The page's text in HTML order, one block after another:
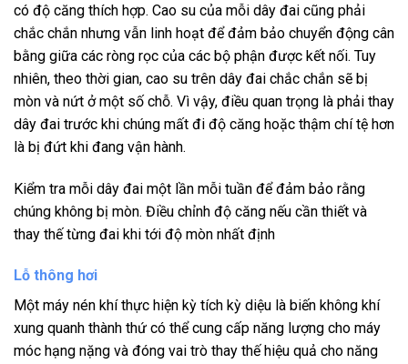
có độ căng thích hợp. Cao su của mỗi dây đai cũng phải
chắc chắn nhưng vẫn linh hoạt để đảm bảo chuyển động cân
bằng giữa các ròng rọc của các bộ phận được kết nối. Tuy
nhiên, theo thời gian, cao su trên dây đai chắc chắn sẽ bị
mòn và nứt ở một số chỗ. Vì vậy, điều quan trọng là phải thay
dây đai trước khi chúng mất đi độ căng hoặc thậm chí tệ hơn
là bị đứt khi đang vận hành.
Kiểm tra mỗi dây đai một lần mỗi tuần để đảm bảo rằng
chúng không bị mòn. Điều chỉnh độ căng nếu cần thiết và
thay thế từng đai khi tới độ mòn nhất định
Lỗ thông hơi
Một máy nén khí thực hiện kỳ ​​tích kỳ diệu là biến không khí
xung quanh thành thứ có thể cung cấp năng lượng cho máy
móc hạng nặng và đóng vai trò thay thế hiệu quả cho năng